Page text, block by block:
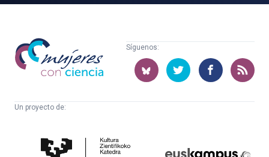
Mujeres
con
ciencia
Síguenos:
Un proyecto de:
Cultura